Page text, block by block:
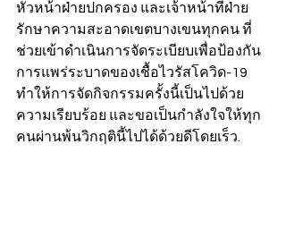
หัวหน้าฝ่ายปกครอง และเจ้าหน้าที่ฝ่าย
รักษาความสะอาดเขตบางเขนทุกคน ที่
ช่วยเข้าดำเนินการจัดระเบียบเพื่อป้องกัน
การแพร่ระบาดของเชื้อไวรัสโควิด-19
ทำให้การจัดกิจกรรมครั้งนี้เป็นไปด้วย
ความเรียบร้อย และขอเป็นกำลังใจให้ทุก
คนผ่านพ้นวิกฤตินี้ไปได้ด้วยดีโดยเร็ว.